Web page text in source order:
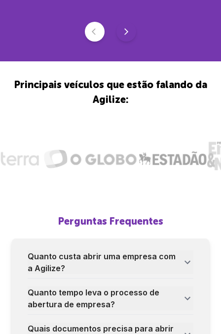
Principais veículos que estão falando da
Agilize:
Perguntas Frequentes
Quanto custa abrir uma empresa com
a Agilize?
Quanto tempo leva o processo de
abertura de empresa?
Quais documentos precisa para abrir